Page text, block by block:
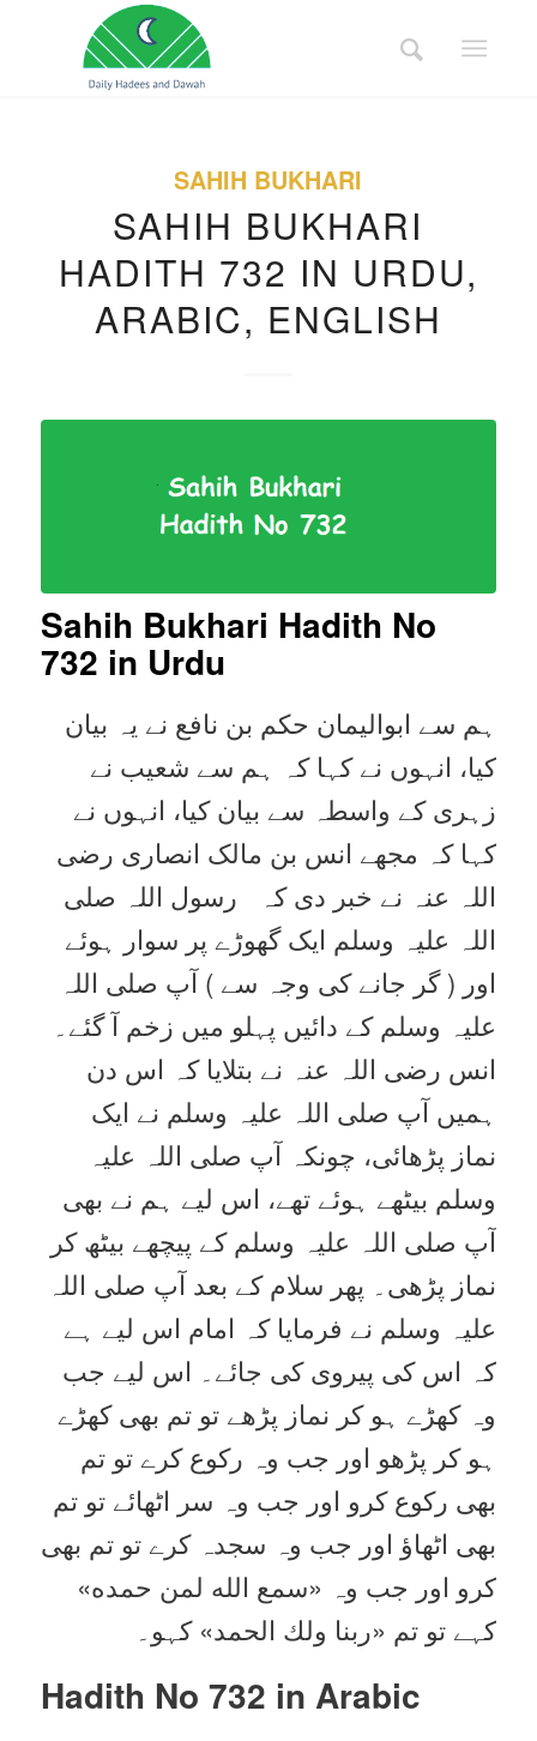
SAHIH BUKHARI
SAHIH BUKHARI
HADITH 732 IN URDU,
ARABIC, ENGLISH
Sahih Bukhari Hadith No
732 in Urdu
ہم سے ابوالیمان حکم بن نافع نے یہ بیان
کیا، انہوں نے کہا کہ ہم سے شعیب نے
زہری کے واسطہ سے بیان کیا، انہوں نے
کہا کہ مجھے انس بن مالک انصاری رضی
اللہ عنہ نے خبر دی کہ رسول اللہ صلی
اللہ علیہ وسلم ایک گھوڑے پر سوار ہوئے
اور ( گر جانے کی وجہ سے ) آپ صلی اللہ
علیہ وسلم کے دائیں پہلو میں زخم آ گئے۔
انس رضی اللہ عنہ نے بتلایا کہ اس دن
ہمیں آپ صلی اللہ علیہ وسلم نے ایک
نماز پڑھائی، چونکہ آپ صلی اللہ علیہ
وسلم بیٹھے ہوئے تھے، اس لیے ہم نے بھی
آپ صلی اللہ علیہ وسلم کے پیچھے بیٹھ کر
نماز پڑھی۔ پھر سلام کے بعد آپ صلی اللہ
علیہ وسلم نے فرمایا کہ امام اس لیے ہے
کہ اس کی پیروی کی جائے۔ اس لیے جب
وہ کھڑے ہو کر نماز پڑھے تو تم بھی کھڑے
ہو کر پڑھو اور جب وہ رکوع کرے تو تم
بھی رکوع کرو اور جب وہ سر اٹھائے تو تم
بھی اٹھاؤ اور جب وہ سجدہ کرے تو تم بھی
کرو اور جب وہ «سمع الله لمن حمده‏»
کہے تو تم «ربنا ولك الحمد» کہو۔
Hadith No 732 in Arabic